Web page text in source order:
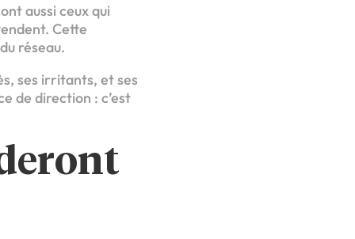
aussi ceux qui
Cette
réseau.
ses irritants, et ses
de direction : c’est